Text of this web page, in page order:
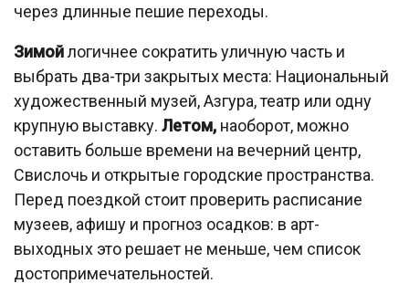
через длинные пешие переходы.
Зимойлогичнее сократить уличную часть и
выбрать два-три закрытых места: Национальный
художественный музей, Азгура, театр или одну
крупную выставку. Летом, наоборот, можно
оставить больше времени на вечерний центр,
Свислочь и открытые городские пространства.
Перед поездкой стоит проверить расписание
музеев, афишу и прогноз осадков: в арт-
выходных это решает не меньше, чем список
достопримечательностей.